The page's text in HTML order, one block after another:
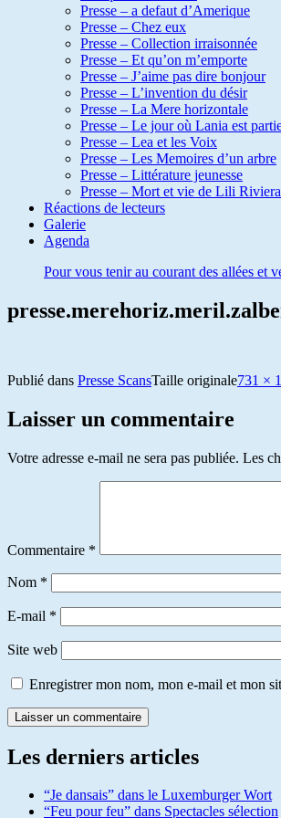
Presse – a defaut d’Amerique
Presse – Chez eux
Presse – Collection irraisonnée
Presse – Et qu’on m’emporte
Presse – J’aime pas dire bonjour
Presse – L’invention du désir
Presse – La Mere horizontale
Presse – Le jour où Lania est
Presse – Lea et les Voix
Presse – Les Memoires d’un arbre
Presse – Littérature jeunesse
Presse – Mort et vie de Lili Riviera
Réactions de lecteurs
Galerie
Agenda
Pour vous tenir au courant des allées et
Publié dans Presse ScansTaille originale731 ×
Laisser un commentaire
Votre adresse e-mail ne sera pas publiée. Les
Commentaire *
Nom *
E-mail *
Site web
Enregistrer mon nom, mon e-mail et mon
Les derniers articles
“Je dansais” dans le Luxemburger Wort
“Feu pour feu” dans Spectacles sélection